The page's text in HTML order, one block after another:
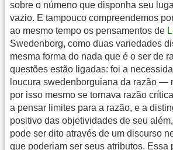
sobre o númeno que disponha seu
vazio. E tampouco compreendemos
ao mesmo tempo os pensamentos de
Swedenborg, como duas variedades
mesma forma do nada que é o ser de
questões estão ligadas: foi a
loucura swedenborguiana da razão —
por isso mesmo se tornava razão
a pensar limites para a razão, e a
positivo das objetividades de seu
pode ser dito através de um discurso
que poderiam ser seus atributos. Essa